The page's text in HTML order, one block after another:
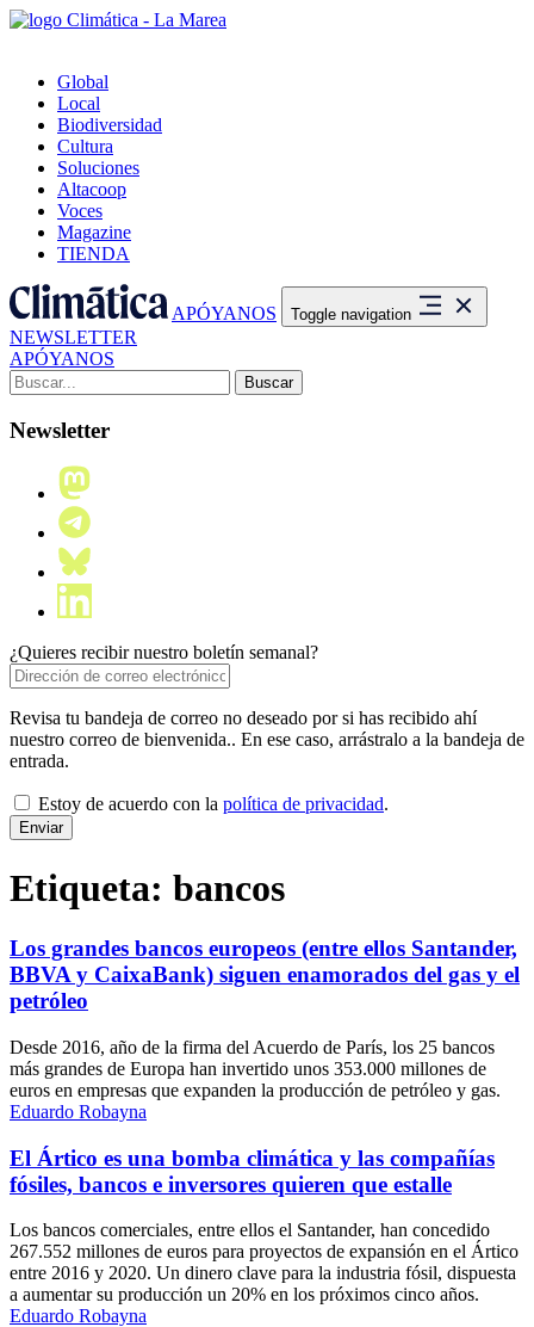
Global
Local
Biodiversidad
Cultura
Soluciones
Altacoop
Voces
Magazine
TIENDA
APÓYANOS Toggle navigation
NEWSLETTER
APÓYANOS
Buscar:
Newsletter
¿Quieres recibir nuestro boletín semanal?
Revisa tu bandeja de correo no deseado por si has recibido ahí
nuestro correo de bienvenida.. En ese caso, arrástralo a la bandeja de
entrada.
Estoy de acuerdo con la política de privacidad.
Etiqueta: bancos
Los grandes bancos europeos (entre ellos Santander,
BBVA y CaixaBank) siguen enamorados del gas y el
petróleo
Desde 2016, año de la firma del Acuerdo de París, los 25 bancos
más grandes de Europa han invertido unos 353.000 millones de
euros en empresas que expanden la producción de petróleo y gas.
Eduardo Robayna
El Ártico es una bomba climática y las compañías
fósiles, bancos e inversores quieren que estalle
Los bancos comerciales, entre ellos el Santander, han concedido
267.552 millones de euros para proyectos de expansión en el Ártico
entre 2016 y 2020. Un dinero clave para la industria fósil, dispuesta
a aumentar su producción un 20% en los próximos cinco años.
Eduardo Robayna